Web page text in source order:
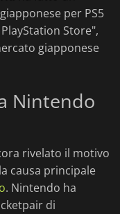
per PS5
Store",
giapponese
Nintendo
rivelato il motivo
causa principale
. Nintendo ha
di